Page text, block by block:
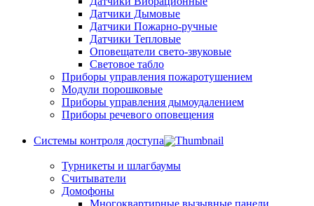
Датчики Дымовые
Датчики Пожарно-ручные
Датчики Тепловые
Оповещатели свето-звуковые
Световое табло
Приборы управления пожаротушением
Модули порошковые
Приборы управления дымоудалением
Приборы речевого оповещения
Системы контроля доступа
Турникеты и шлагбаумы
Cчитыватели
Домофоны
Многоквартирные вызывные панели